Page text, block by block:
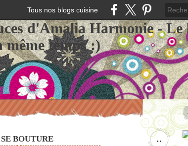
Tous nos blogs cuisine
d'Amalia Harmonie - Le
même temps :)
…
BOUTURE